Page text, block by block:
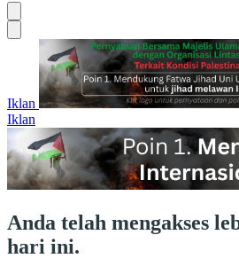
Iklan
Iklan
Anda telah mengakses
hari ini.